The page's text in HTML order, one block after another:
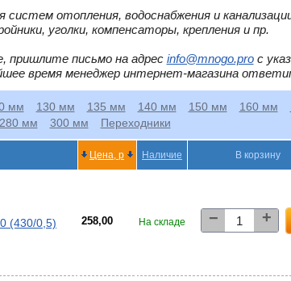
отопления, водоснабжения и
уголки, компенсаторы, крепления и пр.
пришлите письмо на адрес info@mnogo.proс
время менеджер интернет-магазина
мм 130 мм 135 мм 140 мм 150 мм 160 мм
280 мм 300 мм Переходники
Цена, р Наличие В корзину
(430/0,5)
258,00 На складе − +